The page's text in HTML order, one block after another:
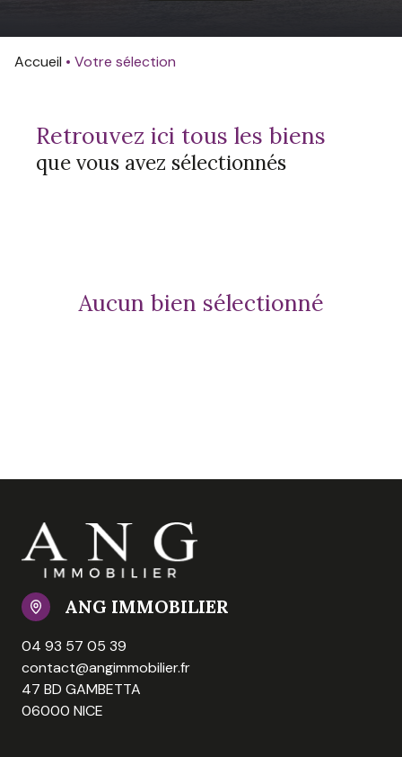
clients
Accueil Votre sélection
retrouvez ici tous les biens
que vous avez sélectionnés
aucun bien sélectionné
ANG IMMOBILIER
04 93 57 05 39
contact@angimmobilier.fr
47 BD GAMBETTA
06000 NICE